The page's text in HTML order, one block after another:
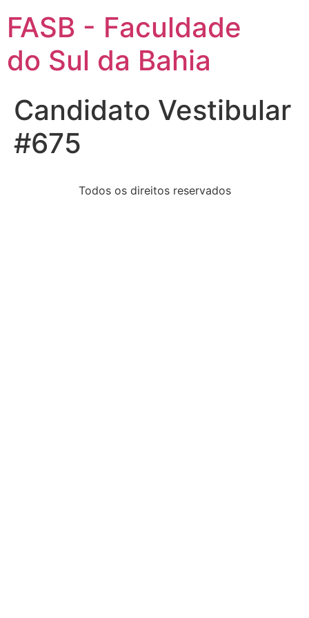
FASB - Faculdade
do Sul da Bahia
Candidato Vestibular
#675
Todos os direitos reservados